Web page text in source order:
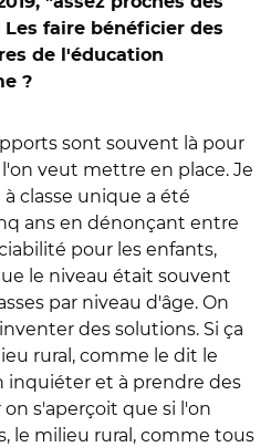
faire bénéficier des
de l'éducation
?
sont souvent là pour
veut mettre en place. Je
classe unique a été
ans en dénonçant entre
pour les enfants,
le niveau était souvent
par niveau d'âge. On
des solutions. Si ça
rural, comme le dit le
inquiéter et à prendre des
s'aperçoit que si l'on
le milieu rural, comme tous